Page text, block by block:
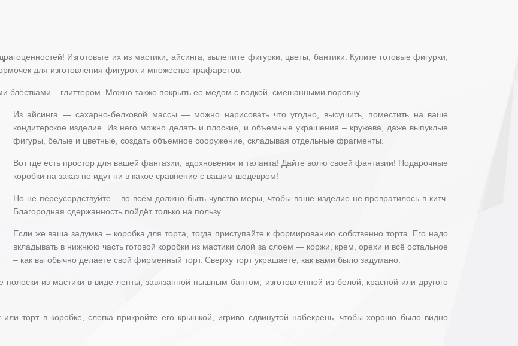
Изготовьте их из мастики, айсинга, вылепите фигурки, цветы, бантики. Купите готовые фигурки,
для изготовления фигурок и множество трафаретов.
блёстками – глиттером. Можно также покрыть ее мёдом с водкой, смешанными поровну.
Из айсинга — сахарно-белковой массы — можно нарисовать что угодно, высушить, поместить на ваше
кондитерское изделие. Из него можно делать и плоские, и объемные украшения – кружева, даже выпуклые
фигуры, белые и цветные, создать объемное сооружение, складывая отдельные фрагменты.
Вот где есть простор для вашей фантазии, вдохновения и таланта! Дайте волю своей фантазии! Подарочные
коробки на заказ не идут ни в какое сравнение с вашим шедевром!
Но не переусердствуйте – во всём должно быть чувство меры, чтобы ваше изделие не превратилось в китч.
Благородная сдержанность пойдёт только на пользу.
Если же ваша задумка – коробка для торта, тогда приступайте к формированию собственно торта. Его надо
вкладывать в нижнюю часть готовой коробки из мастики слой за слоем — коржи, крем, орехи и всё остальное
– как вы обычно делаете свой фирменный торт. Сверху торт украшаете, как вами было задумано.
из мастики в виде ленты, завязанной пышным бантом, изготовленной из белой, красной или другого
или торт в коробке, слегка прикройте его крышкой, игриво сдвинутой набекрень, чтобы хорошо было видно